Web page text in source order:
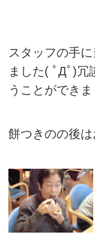
スタッフの手
ました( ﾟДﾟ)冗
うことができま
餅つきのの後